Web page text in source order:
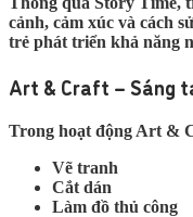
cảnh, cảm xúc và cách
trẻ phát triển khả năng
Art & Craft – Sáng
Trong hoạt động Art &
Vẽ tranh
Cắt dán
Làm đồ thủ công